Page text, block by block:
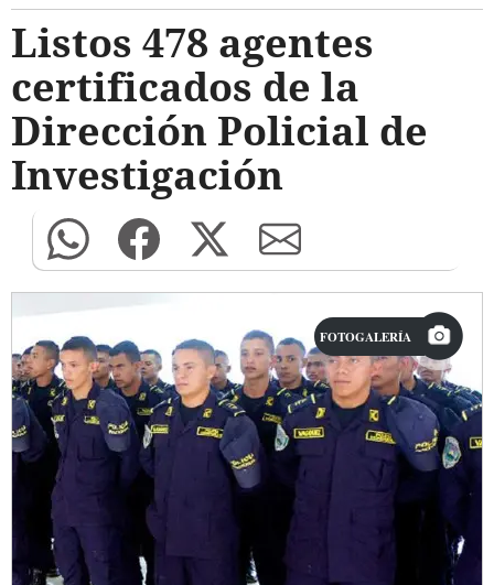
Listos 478 agentes
certificados de la
Dirección Policial de
Investigación
FOTOGALERÍA